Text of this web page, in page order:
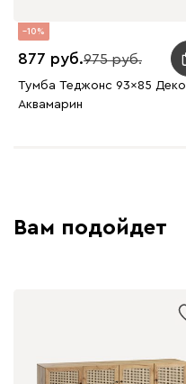
10
877 975
Тумба Теджонс 93x85 Деко
Аквамарин
Вам подойдет